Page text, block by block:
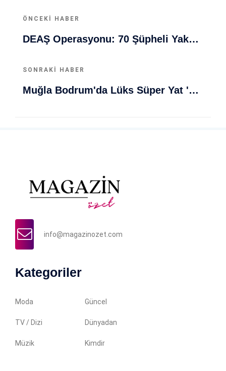
ÖNCEKI HABER
DEAŞ Operasyonu: 70 Şüpheli Yakalandı, Terör Örgütü Finans Ve Propagandasını Engelliyoruz
SONRAKI HABER
Muğla Bodrum'da Lüks Süper Yat 'Golden Odyssey' Demirledi
info@magazinozet.com
Kategoriler
Moda Güncel
TV / Dizi Dünyadan
Müzik Kimdir